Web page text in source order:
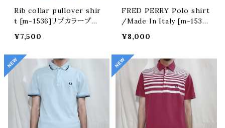
Rib collar pullover shir
t [m-1536]リブカラープル
¥7,500
FRED PERRY Polo shirt
/Made In Italy [m-1532]
ポロシャツ
¥8,000